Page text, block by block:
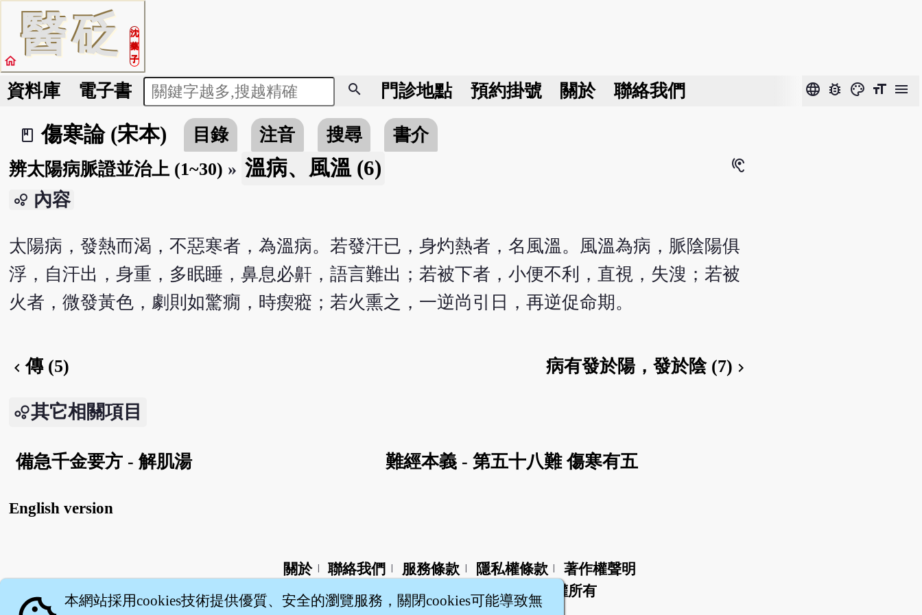
醫砭
沈
藥
子
home
資料庫 電子書 search 門診地點 預約掛號 關於 聯絡我們 language bug_report color_lens format_size menu
book_2
傷寒論 (宋本) 目錄 注音 搜尋
書介
辨太陽病脈證並治上 (1~30) » 溫病、風溫 (6) hearing
bubble_chart 內容
太陽病，發熱而渴，不惡寒者，為溫病。若發汗已，身灼熱者，名風溫。風溫為病，脈陰陽俱
浮，自汗出，身重，多眠睡，鼻息必鼾，語言難出；若被下者，小便不利，直視，失溲；若被
火者，微發黃色，劇則如驚癇，時瘈瘲；若火熏之，一逆尚引日，再逆促命期。
chevron_left傳 (5) 病有發於陽，發於陰 (7) chevron_right
其它相關項目
備急千金要方 - 解肌湯 難經本義 - 第五十八難 傷寒有五
English version
關於 | 聯絡我們 | 服務條款 | 隱私權條款 |
著作權聲明
智橐‧醫砭 沈藥子 ©2008～2026 著作權所有
本網站採用cookies技術提供優質、安全的瀏覽服務，關閉cookies可能導致無